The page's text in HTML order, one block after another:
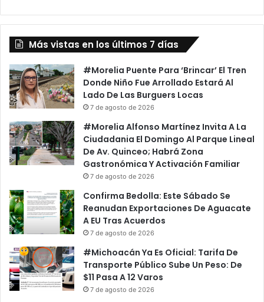
De
Más vistas en los últimos 7 días
#Morelia Puente Para ‘Brincar’ El Tren
Donde Niño Fue Arrollado Estará Al
Lado De Las Burguers Locas
7 de agosto de 2026
#Morelia Alfonso Martínez Invita A La
Ciudadania El Domingo Al Parque Lineal
De Av. Quinceo; Habrá Zona
Gastronómica Y Activación Familiar
7 de agosto de 2026
Confirma Bedolla: Este Sábado Se
Reanudan Exportaciones De Aguacate
A EU Tras Acuerdos
7 de agosto de 2026
#Michoacán Ya Es Oficial: Tarifa De
Transporte Público Sube Un Peso: De
$11 Pasa A 12 Varos
7 de agosto de 2026